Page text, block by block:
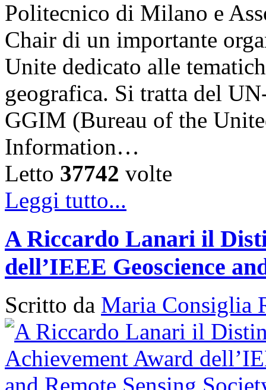
Politecnico di Milano e
Chair di un importante
Unite dedicato alle
geografica. Si tratta del
GGIM (Bureau of the
Information…
Letto 37742 volte
Leggi tutto...
A Riccardo Lanari il
dell’IEEE Geoscience
Scritto da Maria Consiglia